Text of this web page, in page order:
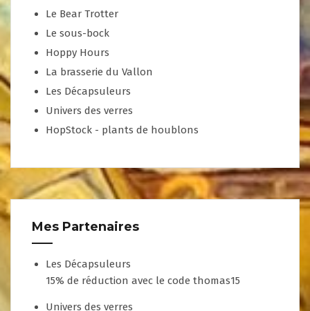
Le Bear Trotter
Le sous-bock
Hoppy Hours
La brasserie du Vallon
Les Décapsuleurs
Univers des verres
HopStock - plants de houblons
Mes Partenaires
Les Décapsuleurs
15% de réduction avec le code thomas15
Univers des verres